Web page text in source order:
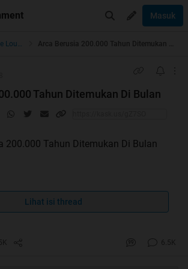
Masuk
The Lounge
Tahun Ditemukan Di Bulan
200.000 Tahun Ditemukan Di Bulan
baru saja dirilis yang membuktikan
bulan pernah dihuni kehidupan cerdas.
Lihat isi thread
6.5K